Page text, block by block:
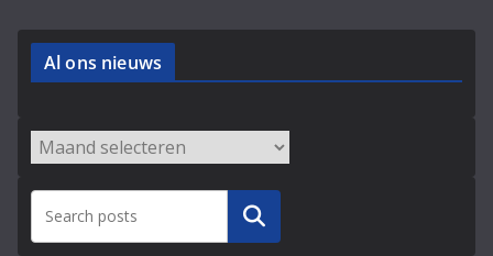
Al ons nieuws
Archieven
Zoeken